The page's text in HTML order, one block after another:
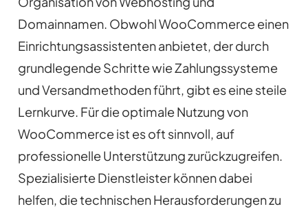
Domainnamen. Obwohl WooCommerce einen
Einrichtungsassistenten anbietet, der durch
grundlegende Schritte wie Zahlungssysteme
und Versandmethoden führt, gibt es eine steile
Lernkurve. Für die optimale Nutzung von
WooCommerce ist es oft sinnvoll, auf
professionelle Unterstützung zurückzugreifen.
Spezialisierte Dienstleister können dabei
helfen, die technischen Herausforderungen zu